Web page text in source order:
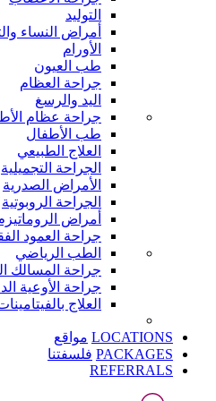
التوليد
أمراض النساء
الأورام
طب العيون
جراحة العظام
اليد والرسغ
جراحة عظام
طب الأطفال
العلاج الطبيعي
الجراحة التجميلية
الأمراض الصدرية
الجراحة الروبوتية
أمراض
جراحة العمود
الطب الرياضي
جراحة المسالك
جراحة الأوعية
العلاج
LOCATIONS مواقع
PACKAGES فلسفتنا
REFERRALS